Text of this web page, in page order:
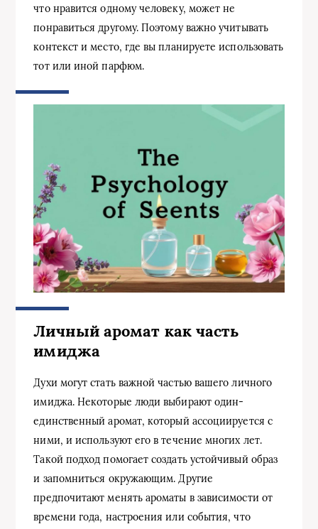
что нравится одному человеку, может не
понравиться другому. Поэтому важно учитывать
контекст и место, где вы планируете использовать
тот или иной парфюм.
Личный аромат как часть
имиджа
Духи могут стать важной частью вашего личного
имиджа. Некоторые люди выбирают один-
единственный аромат, который ассоциируется с
ними, и используют его в течение многих лет.
Такой подход помогает создать устойчивый образ
и запомниться окружающим. Другие
предпочитают менять ароматы в зависимости от
времени года, настроения или события, что